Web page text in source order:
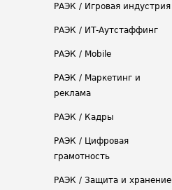
РАЭК / Игровая индустрия
РАЭК / ИТ-Аутстаффинг
РАЭК / Mobile
РАЭК / Маркетинг и
реклама
РАЭК / Кадры
РАЭК / Цифровая
грамотность
РАЭК / Защита и хранение